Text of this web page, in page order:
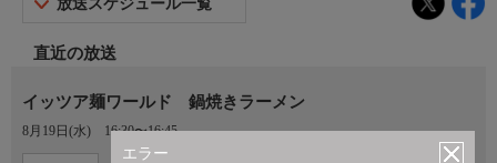
エラー
放送スケジュール一覧
直近の放送
イッツア麺ワールド 鍋焼きラーメン
8月19日(水) 16:30〜16:45